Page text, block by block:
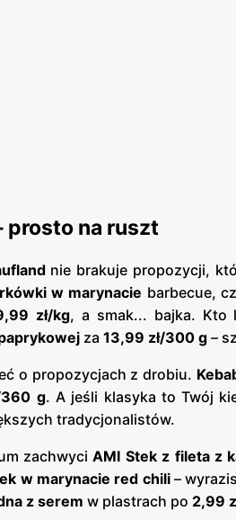
prosto na ruszt
nie brakuje propozycji,
w marynacie barbecue,
zł/kg, a smak... bajka. Kto
za 13,99 zł/300 g –
o propozycjach z drobiu.
g. A jeśli klasyka to Twój
tradycjonalistów.
zachwyciAMI Stek z fileta z
w marynacie red chili–
z serem w plastrach po 2,99